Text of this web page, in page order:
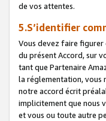
de vos attentes.
5.S’identifier
Vous devez faire
du présent Accord, sur
tant que Partenaire
la réglementation, vous
notre accord écrit
implicitement que nous
et vous ou toute autre